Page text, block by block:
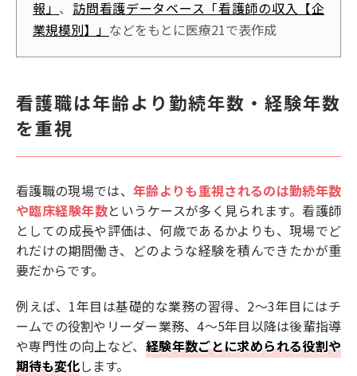
報」 、 訪問看護データベース「看護師の収入【企
業規模別】」 などをもとに医療21で表作成
看護職は年齢より勤続年数・経験年数
を重視
看護職の現場では、 年齢よりも重視されるのは勤続年数
や臨床経験年数というケースが多く見られます。看護師
としての成長や評価は、何歳であるかよりも、現場でど
れだけの期間働き、どのような経験を積んできたかが重
要だからです。
例えば、1年目は基礎的な業務の習得、2〜3年目にはチ
ームでの役割やリーダー業務、4〜5年目以降は後輩指導
や専門性の向上など、 経験年数ごとに求められる役割や
期待も変化します。